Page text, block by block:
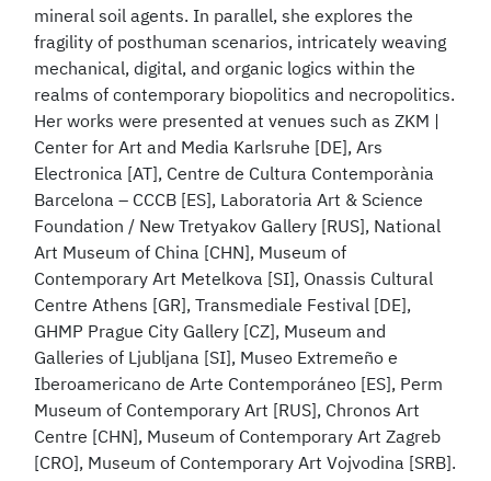
mineral soil agents. In parallel, she explores the
fragility of posthuman scenarios, intricately weaving
mechanical, digital, and organic logics within the
realms of contemporary biopolitics and necropolitics.
Her works were presented at venues such as ZKM |
Center for Art and Media Karlsruhe [DE], Ars
Electronica [AT], Centre de Cultura Contemporània
Barcelona – CCCB [ES], Laboratoria Art & Science
Foundation / New Tretyakov Gallery [RUS], National
Art Museum of China [CHN], Museum of
Contemporary Art Metelkova [SI], Onassis Cultural
Centre Athens [GR], Transmediale Festival [DE],
GHMP Prague City Gallery [CZ], Museum and
Galleries of Ljubljana [SI], Museo Extremeño e
Iberoamericano de Arte Contemporáneo [ES], Perm
Museum of Contemporary Art [RUS], Chronos Art
Centre [CHN], Museum of Contemporary Art Zagreb
[CRO], Museum of Contemporary Art Vojvodina [SRB].